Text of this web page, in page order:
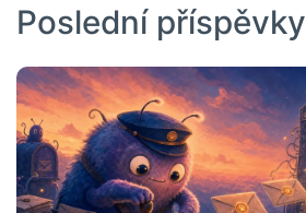
Poslední příspěvky